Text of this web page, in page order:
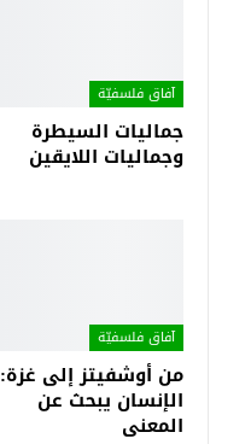
آفاق فلسفيّة‎
جماليات السيطرة
وجماليات اللايقين
آفاق فلسفيّة‎
من أوشفيتز إلى غزة:
الإنسان يبحث عن
المعنى